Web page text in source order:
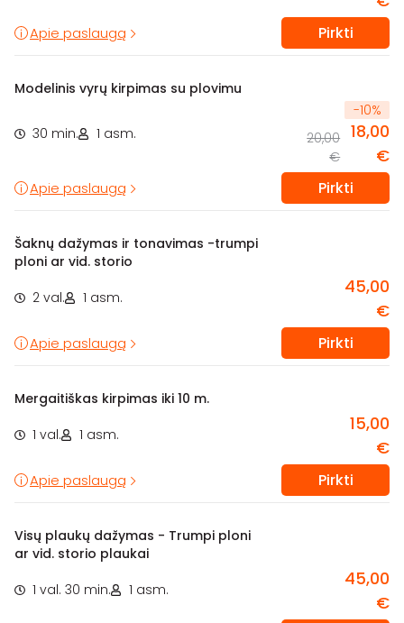
Apie paslaugą Pirkti
Modelinis vyrų kirpimas su plovimu
30 min. 1 asm.
-10%
20,00
€
18,00
€
Apie paslaugą Pirkti
Šaknų dažymas ir tonavimas -trumpi
ploni ar vid. storio
2 val. 1 asm.
45,00
€
Apie paslaugą Pirkti
Mergaitiškas kirpimas iki 10 m.
1 val. 1 asm.
15,00
€
Apie paslaugą Pirkti
Visų plaukų dažymas - Trumpi ploni
ar vid. storio plaukai
1 val. 30 min. 1 asm.
45,00
€